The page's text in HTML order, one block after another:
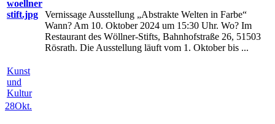
Vernissage Ausstellung „Abstrakte Welten in Farbe“
Wann? Am 10. Oktober 2024 um 15:30 Uhr. Wo? Im
Restaurant des Wöllner-Stifts, Bahnhofstraße 26, 51503
Rösrath. Die Ausstellung läuft vom 1. Oktober bis ...
Kunst
und
Kultur
28Okt.